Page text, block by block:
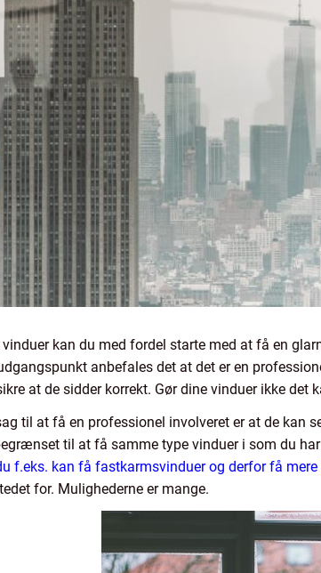
kan du med fordel starte med at få en
anbefales det at det er en
at de sidder korrekt. Gør dine vinduer ikke det
til at få en professionel involveret er at de
til at få samme type vinduer i som du
f.eks. kan få fastkarmsvinduer og derfor få
for. Mulighederne er mange.